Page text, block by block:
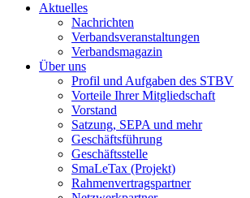
Aktuelles
Nachrichten
Verbandsveranstaltungen
Verbandsmagazin
Über uns
Profil und Aufgaben des STBV
Vorteile Ihrer Mitgliedschaft
Vorstand
Satzung, SEPA und mehr
Geschäftsführung
Geschäftsstelle
SmaLeTax (Projekt)
Rahmenvertragspartner